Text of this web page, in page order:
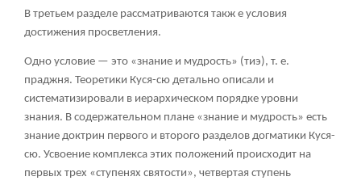
В третьем разделе рассматриваются такж е условия
достижения просветления.
Одно условие — это «знание и мудрость» (тиэ), т. е.
праджня. Теоретики Куся-сю детально описали и
систематизировали в иерархическом порядке уровни
знания. В содержательном плане «знание и мудрость» есть
знание доктрин первого и второго разделов догматики Куся-
сю. Усвоение комплекса этих положений происходит на
первых трех «ступенях святости», четвертая ступень